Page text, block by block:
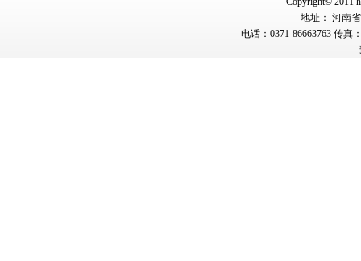
地址： 河南
电话：0371-86663763 传真